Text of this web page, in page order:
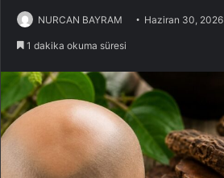
NURCAN BAYRAM Haziran 30, 2026
1 dakika okuma süresi